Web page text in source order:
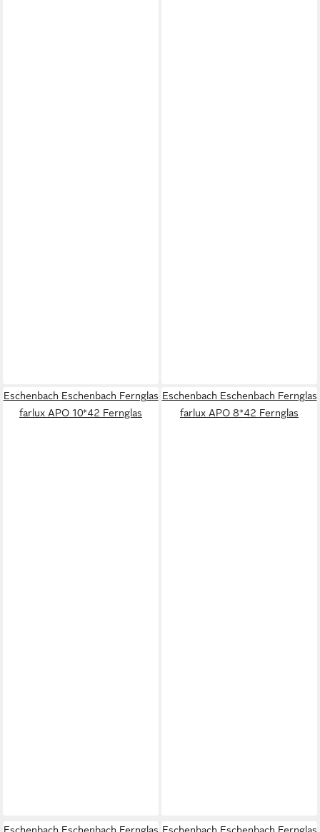
Eschenbach Eschenbach Fernglas
farlux APO 10*42 Fernglas
Eschenbach Eschenbach Fernglas
farlux APO 8*42 Fernglas